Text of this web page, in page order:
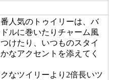
人気のトゥイリーは、バ
ルに巻いたりチャーム風
けたり、いつものスタイ
なアクセントを添えてく
なツイリーより2倍長いツ